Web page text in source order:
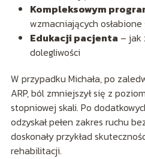
Kompleksowym
wzmacniających
Edukacji pacjenta – jak
dolegliwości
W przypadku Michała, po
ARP, ból zmniejszył się z
stopniowej skali. Po
odzyskał pełen zakres ruchu
doskonały przykład
rehabilitacji.